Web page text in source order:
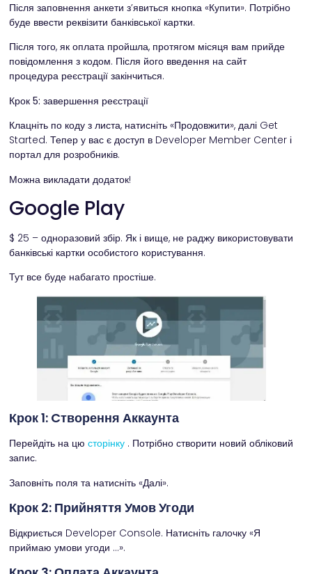
Після заповнення анкети з’явиться кнопка «Купити». Потрібно
буде ввести реквізити банківської картки.
Після того, як оплата пройшла, протягом місяця вам прийде
повідомлення з кодом. Після його введення на сайт
процедура реєстрації закінчиться.
Крок 5: завершення реєстрації
Клацніть по коду з листа, натисніть «Продовжити», далі Get
Started. Тепер у вас є доступ в Developer Member Center і
портал для розробників.
Можна викладати додаток!
Google Play
$ 25 – одноразовий збір. Як і вище, не раджу використовувати
банківські картки особистого користування.
Тут все буде набагато простіше.
Крок 1: Cтворення Аккаунта
Перейдіть на цю сторінку . Потрібно створити новий обліковий
запис.
Заповніть поля та натисніть «Далі».
Крок 2: Прийняття Умов Угоди
Відкриється Developer Console. Натисніть галочку «Я
приймаю умови угоди …».